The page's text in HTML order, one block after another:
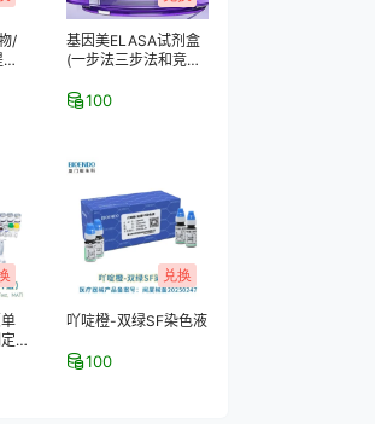
/
基因美ELASA试剂盒
(一步法三步法和竞争
100
兑换
吖啶橙-双绿SF染色液
100